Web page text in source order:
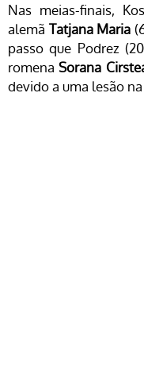
Nas meias-finais,
alemã Tatjana Maria
passo que Podrez
romenaSorana
devido a uma lesão